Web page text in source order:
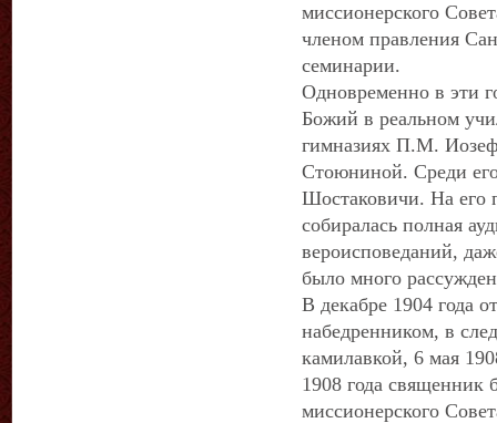
миссионерского
членом правления
семинарии.
Одновременно в эти
Божий в реальном
гимназиях П.М.
Стоюниной. Среди
Шостаковичи. На его
собиралась полная
вероисповеданий,
было много
В декабре 1904 года
набедренником, в
камилавкой, 6 мая
1908 года священник
миссионерского